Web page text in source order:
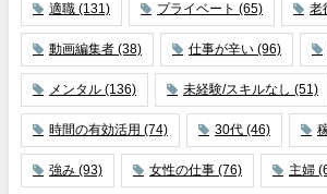
適職 (131) プライベート (65) 老
動画編集者 (38) 仕事が辛い (96)
メンタル (136) 未経験/スキルなし (51)
時間の有効活用 (74) 30代 (46)
強み (93) 女性の仕事 (76) 主婦